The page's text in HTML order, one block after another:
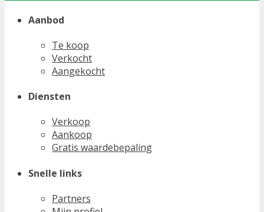
Aanbod
Te koop
Verkocht
Aangekocht
Diensten
Verkoop
Aankoop
Gratis waardebepaling
Snelle links
Partners